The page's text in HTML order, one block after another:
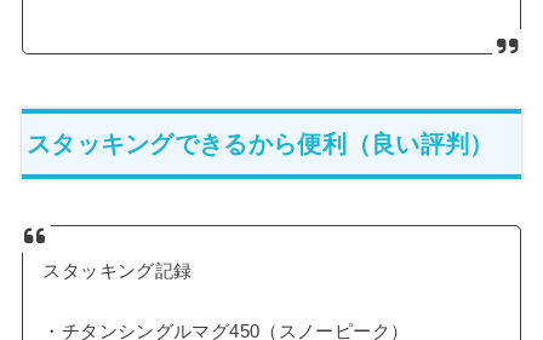
スタッキングできるから便利（良い評判）
スタッキング記録
・チタンシングルマグ450（スノーピーク）